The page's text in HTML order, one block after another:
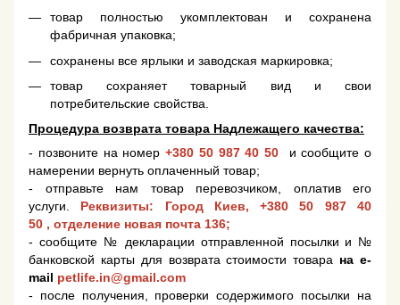
товар полностью укомплектован и сохранена
фабричная упаковка;
сохранены все ярлыки и заводская маркировка;
товар сохраняет товарный вид и свои
потребительские свойства.
Процедура возврата товара Надлежащего качества:
- позвоните на номер +380 50 987 40 50
и сообщите о
намерении вернуть оплаченный товар;
- отправьте нам товар перевозчиком, оплатив его
услуги. Реквизиты: Город Киев,+380 50 987 40
50 , отделение новая почта 136;
- сообщите № декларации отправленной посылки и №
банковской карты для возврата стоимости товара на e-
mail petlife.in@gmail.com
- после получения, проверки содержимого посылки на